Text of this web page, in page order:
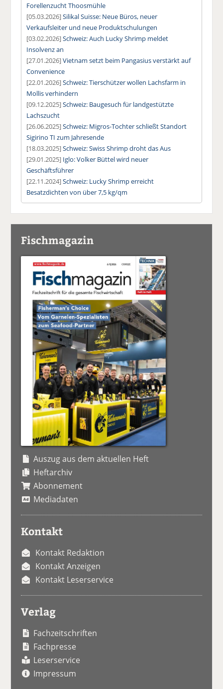
Forellenzucht Thoosmühle
[05.03.2026]Silikal Suisse: Neue Büros, neuer
Verkaufsleiter und neue Produktschulungen
[03.02.2026]Schweiz: Auch Lucky Shrimp meldet
Insolvenz an
[27.01.2026]Vietnam setzt beim Pangasius verstärkt auf
Convenience
[22.01.2026]Schweiz: Tierschützer wollen Lachsfarm in
Mollis verhindern
[09.12.2025]Schweiz: Baugesuch für landgestützte
Lachszucht
[26.06.2025]Schweiz: Migros-Tochter schließt Standort
Sigirino TI zum Jahresende
[18.03.2025]Schweiz: Swiss Shrimp droht das Aus
[29.01.2025] Iglo: Volker Büttel wird neuer
Geschäftsführer
[22.11.2024]Schweiz: Lucky Shrimp erreicht
Besatzdichten von über 7,5 kg/qm
Fischmagazin
Auszug aus dem aktuellen Heft
Heftarchiv
Abonnement
Mediadaten
Kontakt
Kontakt Redaktion
Kontakt Anzeigen
Kontakt Leserservice
Verlag
Fachzeitschriften
Fachpresse
Leserservice
Impressum